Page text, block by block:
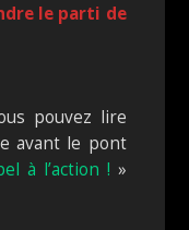
le parti de
pouvez lire
avant le pont
à l’action ! »